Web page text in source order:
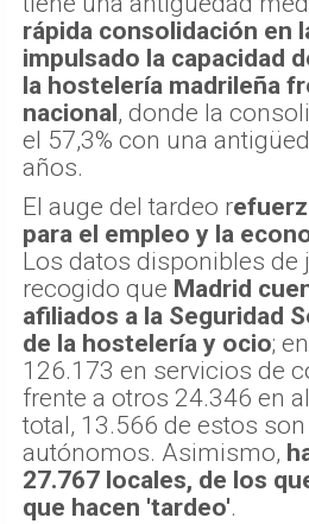
rápida consolidación en
impulsado la capacidad
la hostelería madrileña
nacional, donde la
el 57,3% con una
años.
El auge del tardeo r
para el empleo y la
Los datos disponibles de
recogido que Madrid
afiliados a la Seguridad
de la hostelería y ocio;
126.173 en servicios de
frente a otros 24.346 en
total, 13.566 de estos
autónomos. Asimismo,
27.767 locales, de los
que hacen 'tardeo'.